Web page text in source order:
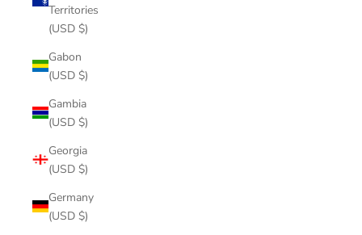
Territories
(USD $)
Gabon
(USD $)
Gambia
(USD $)
Georgia
(USD $)
Germany
(USD $)